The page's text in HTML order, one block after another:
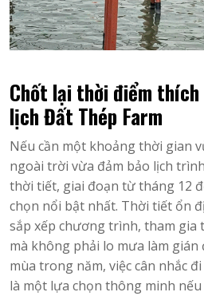
Chốt lại thời điểm thích
lịch Đất Thép Farm
Nếu cần một khoảng thời gian
ngoài trời vừa đảm bảo lịch
thời tiết, giai đoạn từ tháng 12
chọn nổi bật nhất. Thời tiết ổn
sắp xếp chương trình, tham gia
mà không phải lo mưa làm gián
mùa trong năm, việc cân nhắc
là một lựa chọn thông minh